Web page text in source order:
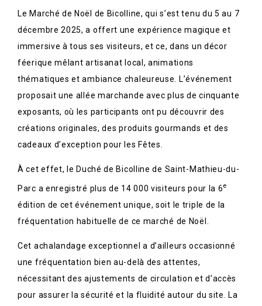
Le Marché de Noël de Bicolline, qui s’est tenu du 5 au 7
décembre 2025, a offert une expérience magique et
immersive à tous ses visiteurs, et ce, dans un décor
féerique mêlant artisanat local, animations
thématiques et ambiance chaleureuse. L’événement
proposait une allée marchande avec plus de cinquante
exposants, où les participants ont pu découvrir des
créations originales, des produits gourmands et des
cadeaux d’exception pour les Fêtes.
À cet effet, le Duché de Bicolline de Saint-Mathieu-du-
Parc a enregistré plus de 14 000 visiteurs pour la 6e
édition de cet événement unique, soit le triple de la
fréquentation habituelle de ce marché de Noël.
Cet achalandage exceptionnel a d’ailleurs occasionné
une fréquentation bien au-delà des attentes,
nécessitant des ajustements de circulation et d’accès
pour assurer la sécurité et la fluidité autour du site. La